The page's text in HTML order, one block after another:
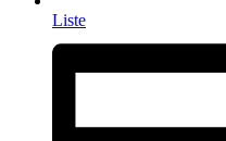
Liste